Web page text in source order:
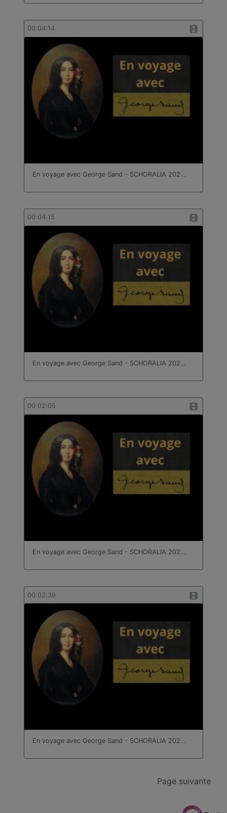
00:04:14
En voyage avec George Sand - SCHORALIA 202…
00:04:15
En voyage avec George Sand - SCHORALIA 202…
00:02:05
En voyage avec George Sand - SCHORALIA 202…
00:02:39
En voyage avec George Sand - SCHORALIA 202…
Page suivante